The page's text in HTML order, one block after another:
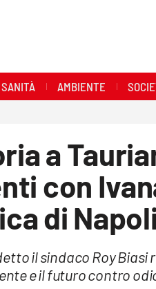
SANITÀ AMBIENTE
a
con
di Napoli
il sindaco Roy Biasi
e il futuro contro